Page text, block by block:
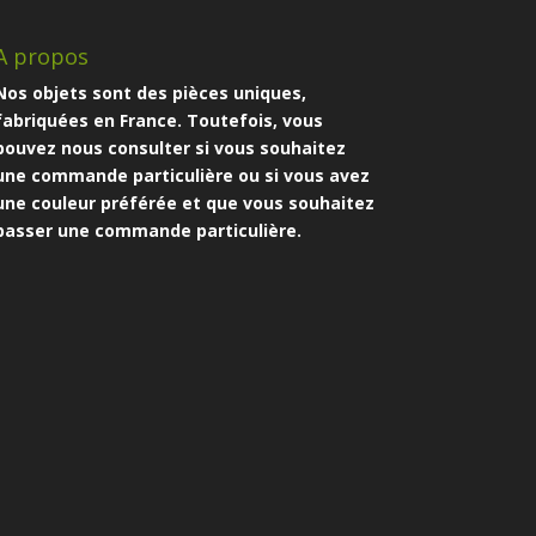
propos
objets sont des pièces uniques,
en France. Toutefois, vous
nous consulter si vous souhaitez
commande particulière ou si vous avez
couleur préférée et que vous souhaitez
une commande particulière.